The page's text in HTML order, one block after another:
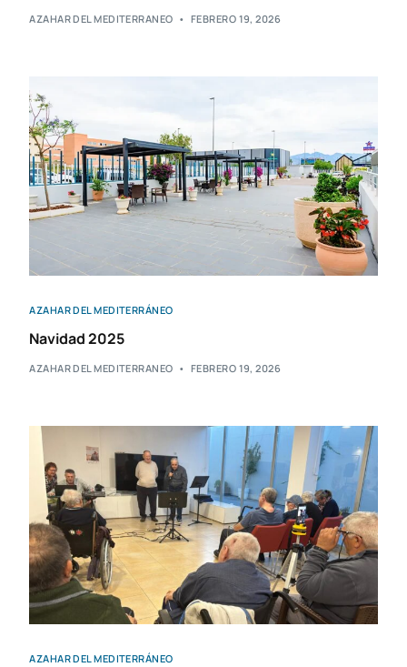
AZAHAR DEL MEDITERRANEO FEBRERO 19, 2026
AZAHAR DEL MEDITERRÁNEO
Navidad 2025
AZAHAR DEL MEDITERRANEO FEBRERO 19, 2026
AZAHAR DEL MEDITERRÁNEO